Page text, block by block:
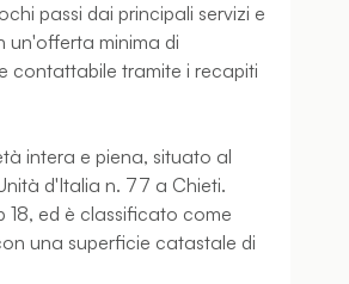
passi dai principali servizi e
un'offerta minima di
contattabile tramite i recapiti
intera e piena, situato al
d'Italia n. 77 a Chieti.
18, ed è classificato come
una superficie catastale di